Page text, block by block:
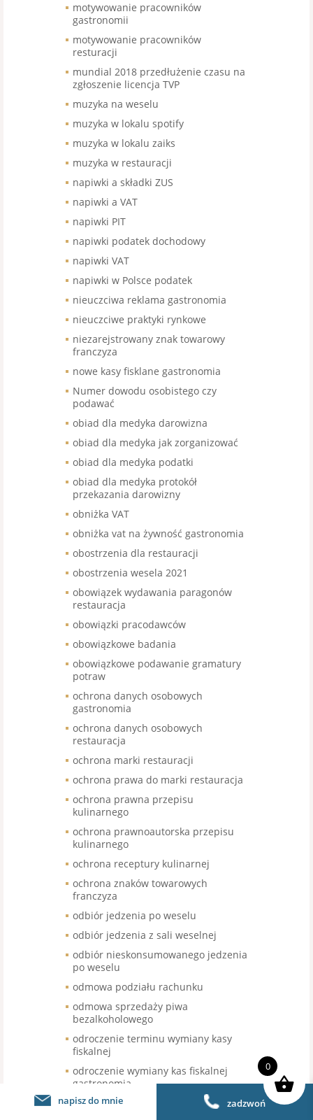
motywowanie pracowników
gastronomii
motywowanie pracowników
resturacji
mundial 2018 przedłużenie czasu na
zgłoszenie licencja TVP
muzyka na weselu
muzyka w lokalu spotify
muzyka w lokalu zaiks
muzyka w restauracji
napiwki a składki ZUS
napiwki a VAT
napiwki PIT
napiwki podatek dochodowy
napiwki VAT
napiwki w Polsce podatek
nieuczciwa reklama gastronomia
nieuczciwe praktyki rynkowe
niezarejstrowany znak towarowy
franczyza
nowe kasy fisklane gastronomia
Numer dowodu osobistego czy
podawać
obiad dla medyka darowizna
obiad dla medyka jak zorganizować
obiad dla medyka podatki
obiad dla medyka protokół
przekazania darowizny
obniżka VAT
obniżka vat na żywność gastronomia
obostrzenia dla restauracji
obostrzenia wesela 2021
obowiązek wydawania paragonów
restauracja
obowiązki pracodawców
obowiązkowe badania
obowiązkowe podawanie gramatury
potraw
ochrona danych osobowych
gastronomia
ochrona danych osobowych
restauracja
ochrona marki restauracji
ochrona prawa do marki restauracja
ochrona prawna przepisu
kulinarnego
ochrona prawnoautorska przepisu
kulinarnego
ochrona receptury kulinarnej
ochrona znaków towarowych
franczyza
odbiór jedzenia po weselu
odbiór jedzenia z sali weselnej
odbiór nieskonsumowanego jedzenia
po weselu
odmowa podziału rachunku
odmowa sprzedaży piwa
bezalkoholowego
odroczenie terminu wymiany kasy
fiskalnej
odroczenie wymiany kas fiskalnej
gastronomia
odstąpienie od umowy sala weselna
napisz do mnie zadzwoń
0